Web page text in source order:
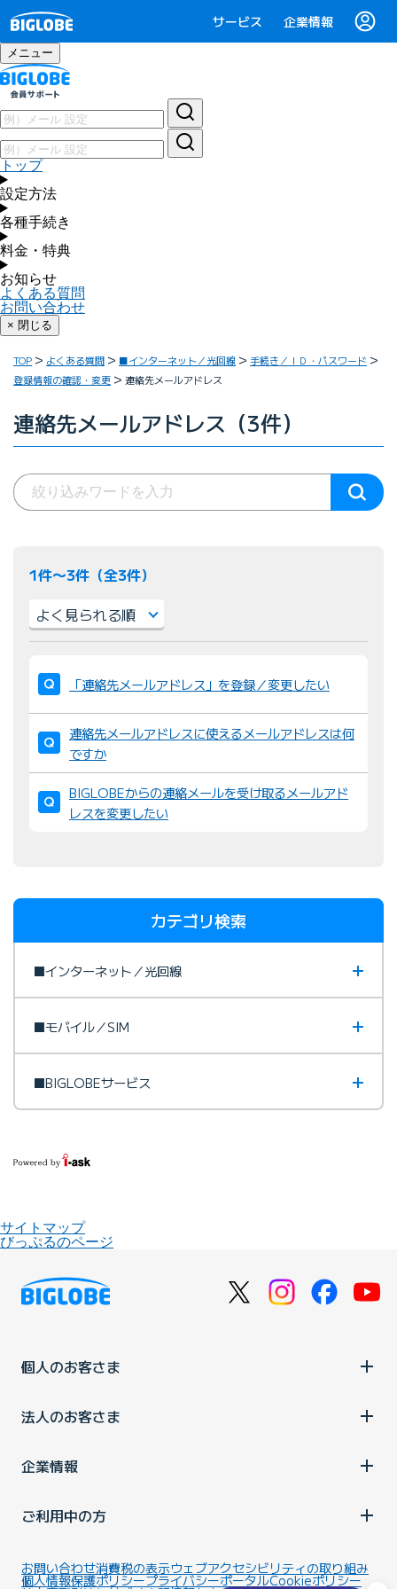
サービス 企業情報
メニュー
トップ
設定方法
各種手続き
料金・特典
お知らせ
よくある質問
お問い合わせ
× 閉じる
TOP よくある質問 ■インターネット／光回線
手続き／ＩＤ・パスワード
登録情報の確認・変更
連絡先メールアドレス
連絡先メールアドレス（3件）
1件〜3件（全3件）
び
替
え
：
「連絡先メールアドレス」を登録／変更したい
連絡先メールアドレスに使えるメールアドレスは何
ですか
BIGLOBEからの連絡メールを受け取るメールアド
レスを変更したい
カテゴリ検索
■インターネット／光回線
■モバイル／SIM
■BIGLOBEサービス
サイトマップ
びっぷるのページ
個人のお客さま
法人のお客さま
企業情報
ご利用中の方
お問い合わせ消費税の表示ウェブアクセシビリティの取り組み
個人情報保護ポリシープライバシーポータルCookieポリシー